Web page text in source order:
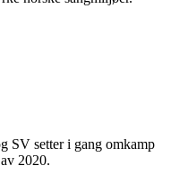
SV setter i gang omkamp
2020.